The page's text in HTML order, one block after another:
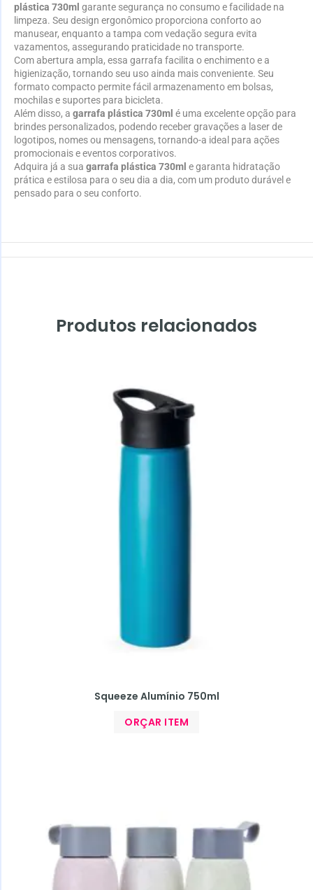
plástica 730ml garante segurança no consumo e facilidade na
limpeza. Seu design ergonômico proporciona conforto ao
manusear, enquanto a tampa com vedação segura evita
vazamentos, assegurando praticidade no transporte.
Com abertura ampla, essa garrafa facilita o enchimento e a
higienização, tornando seu uso ainda mais conveniente. Seu
formato compacto permite fácil armazenamento em bolsas,
mochilas e suportes para bicicleta.
Além disso, a garrafa plástica 730ml é uma excelente opção para
brindes personalizados, podendo receber gravações a laser de
logotipos, nomes ou mensagens, tornando-a ideal para ações
promocionais e eventos corporativos.
Adquira já a sua garrafa plástica 730ml e garanta hidratação
prática e estilosa para o seu dia a dia, com um produto durável e
pensado para o seu conforto.
Produtos relacionados
Squeeze Alumínio 750ml
ORÇAR ITEM